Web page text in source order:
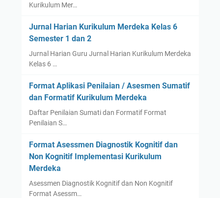
Kurikulum Mer…
Jurnal Harian Kurikulum Merdeka Kelas 6
Semester 1 dan 2
Jurnal Harian Guru Jurnal Harian Kurikulum Merdeka
Kelas 6 …
Format Aplikasi Penilaian / Asesmen Sumatif
dan Formatif Kurikulum Merdeka
Daftar Penilaian Sumati dan Formatif Format
Penilaian S…
Format Asessmen Diagnostik Kognitif dan
Non Kognitif Implementasi Kurikulum
Merdeka
Asessmen Diagnostik Kognitif dan Non Kognitif
Format Asessm…